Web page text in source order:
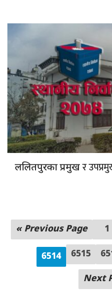
ललितपुरका प्रमुखर
« Previous Page 1
6514 6515
Next